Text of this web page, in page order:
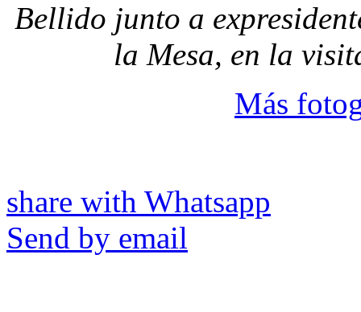
Bellido junto a
la Mesa, en la
Más
share with Whatsapp
Send by email